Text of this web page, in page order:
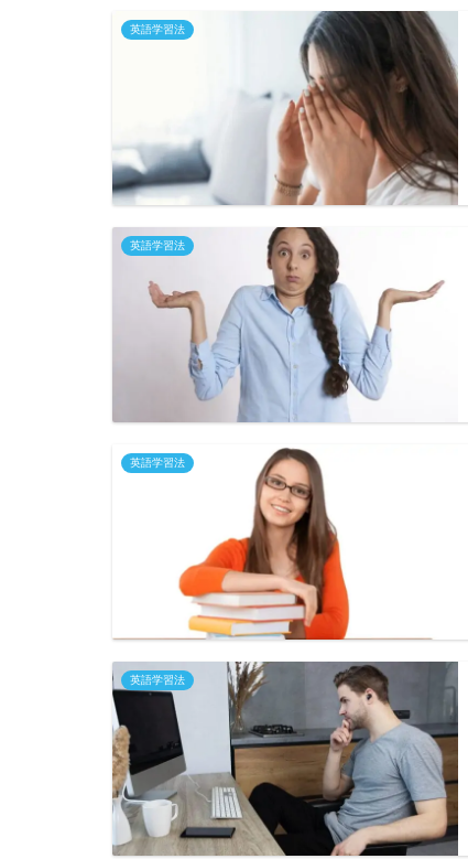
英語学習法
英語学習法
英語学習法
英語学習法